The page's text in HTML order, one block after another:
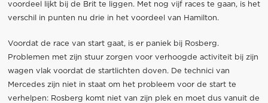
voordeel lijkt bij de Brit te liggen. Met nog vijf races te gaan, is het
verschil in punten nu drie in het voordeel van Hamilton.
Voordat de race van start gaat, is er paniek bij Rosberg.
Problemen met zijn stuur zorgen voor verhoogde activiteit bij zijn
wagen vlak voordat de startlichten doven. De technici van
Mercedes zijn niet in staat om het probleem voor de start te
verhelpen: Rosberg komt niet van zijn plek en moet dus vanuit de